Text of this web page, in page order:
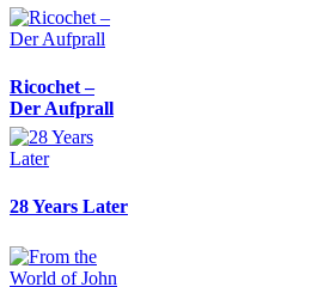
Ricochet –
Der Aufprall
28 Years Later